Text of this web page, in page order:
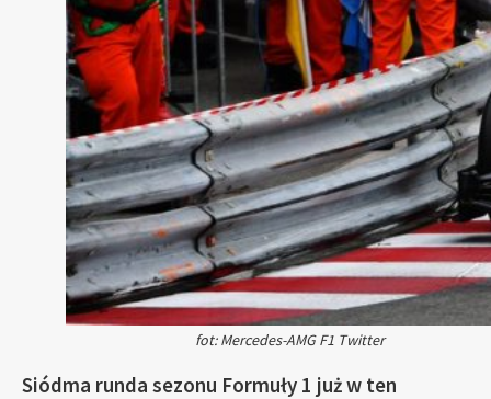
fot: Mercedes-AMG F1 Twitter
Siódma runda sezonu Formuły 1 już w ten